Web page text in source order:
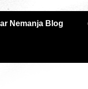
Nemanja Blog